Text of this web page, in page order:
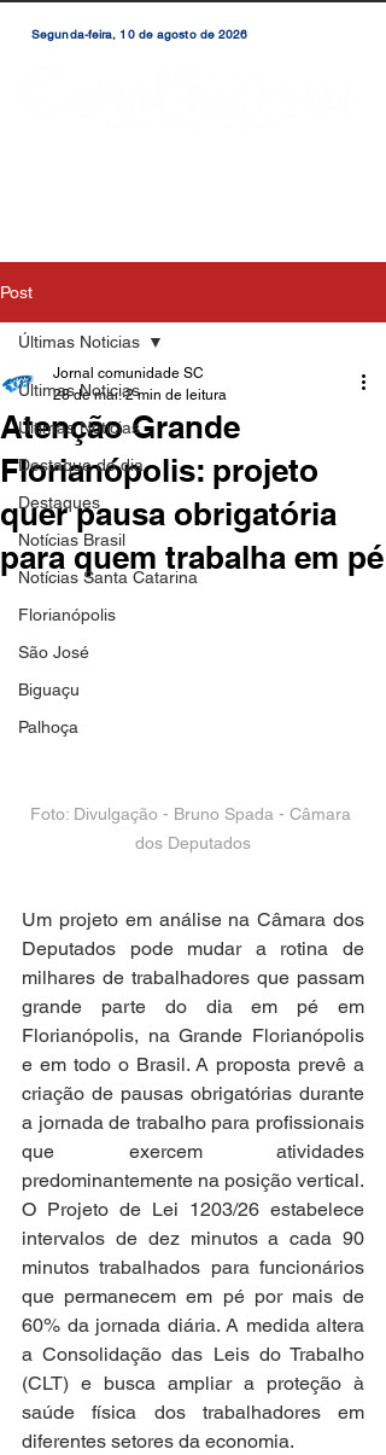
Segunda-feira, 10 de agosto de 2026
Post
Últimas Noticias
Últimas Notícias
Destaque do dia
Destaques
Notícias Brasil
Notícias Santa Catarina
Florianópolis
São José
Biguaçu
Palhoça
Últimas Noticias
Atenção Grande
Florianópolis: projeto
quer pausa obrigatória
para quem trabalha em pé
Jornal comunidade SC
28 de mai. 2 min de leitura
Foto: Divulgação - Bruno Spada - Câmara
dos Deputados
Um projeto em análise na Câmara dos
Deputados pode mudar a rotina de
milhares de trabalhadores que passam
grande parte do dia em pé em
Florianópolis, na Grande Florianópolis
e em todo o Brasil. A proposta prevê a
criação de pausas obrigatórias durante
a jornada de trabalho para profissionais
que exercem atividades
predominantemente na posição vertical.
O Projeto de Lei 1203/26 estabelece
intervalos de dez minutos a cada 90
minutos trabalhados para funcionários
que permanecem em pé por mais de
60% da jornada diária. A medida altera
a Consolidação das Leis do Trabalho
(CLT) e busca ampliar a proteção à
saúde física dos trabalhadores em
diferentes setores da economia.